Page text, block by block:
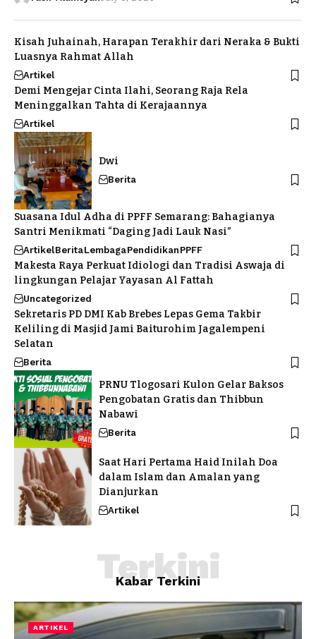
Kisah Juhainah, Harapan Terakhir dari Neraka & Bukti
Luasnya Rahmat Allah
Artikel
Demi Mengejar Cinta Ilahi, Seorang Raja Rela
Meninggalkan Tahta di Kerajaannya
Artikel
Dwi
Berita
Suasana Idul Adha di PPFF Semarang: Bahagianya
Santri Menikmati “Daging Jadi Lauk Nasi”
ArtikelBeritaLembagaPendidikanPPFF
Makesta Raya Perkuat Idiologi dan Tradisi Aswaja di
lingkungan Pelajar Yayasan Al Fattah
Uncategorized
Sekretaris PD DMI Kab Brebes Lepas Gema Takbir
Keliling di Masjid Jami Baiturohim Jagalempeni
Selatan
Berita
PRNU Tlogosari Kulon Gelar Baksos
Pengobatan Gratis dan Thibbun
Nabawi
Berita
Saat Hari Pertama Haid Inilah Doa
dalam Islam dan Amalan yang
Dianjurkan
Artikel
Kabar Terkini
Terkini
ARTIKEL